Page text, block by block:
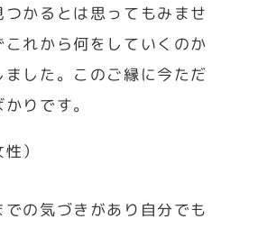
つかるとは思ってもみませ
これから何をしていくのか
した。このご縁に今ただ
りです。
）
の気づきがあり自分でも